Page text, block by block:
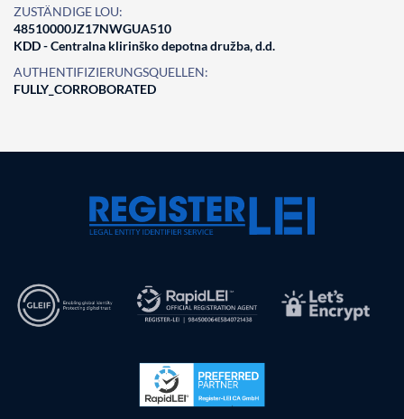
ZUSTÄNDIGE LOU:
48510000JZ17NWGUA510
KDD - Centralna klirinško depotna družba, d.d.
AUTHENTIFIZIERUNGSQUELLEN:
FULLY_CORROBORATED